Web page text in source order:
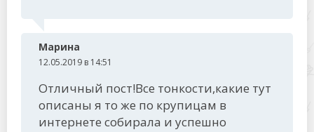
Марина
12.05.2019 в 14:51
Отличный пост!Все тонкости,какие тут
описаны я то же по крупицам в
интернете собирала и успешно